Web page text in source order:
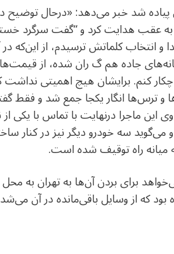
شد خبر می‌دهد: «درحال توضیح
به عقب هدایت کرد و “گفت سرگرد
انتخاب کلماتش ترسیدم، از این‌که
جاده‌ هم گ ران شده، از
کنم. برایشان هیچ اهمیتی
و ترس‌ها انگار یکجا جمع شد و
این ماجرا درنهایت با تماس با یکی
می‌گوید سه خودرو دیگر نیز در کنار
میانه راه توقیف شده است.
برای بردن آن‌ها به تهران به
بود که از وسایل باقی‌مانده در آن